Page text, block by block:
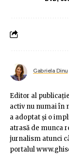
Gabriela Dinu
Editor al
activ nu numai în
a adoptat şi o
atrasă de munca
jurnalism atunci
portalul